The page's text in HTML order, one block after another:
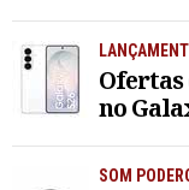
Ofertas
no
SOM